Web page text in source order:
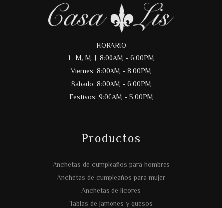
HORARIO
L, M, M, J: 8:00AM - 6:00PM
Viernes: 8:00AM - 8:00PM
Sábado: 8:00AM - 6:00PM
Festivos: 9:00AM - 5:00PM
Productos
Anchetas de cumpleaños para hombres
Anchetas de cumpleaños para mujer
Anchetas de licores
Tablas de Jamones y quesos